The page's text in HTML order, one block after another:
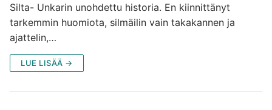
Silta- Unkarin unohdettu historia. En kiinnittänyt
tarkemmin huomiota, silmäilin vain takakannen ja
ajattelin,…
LUE LISÄÄ →